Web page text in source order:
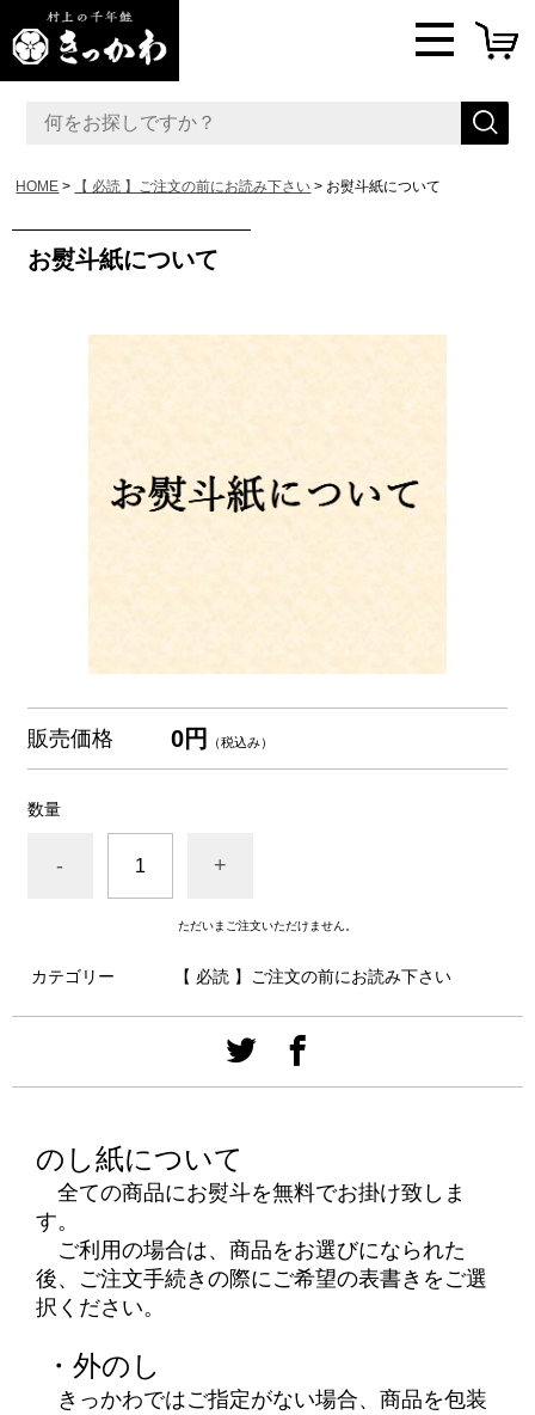
HOME 【 必読 】ご注文の前にお読み下さい お熨斗紙について
お熨斗紙について
販売価格 0円 （税込み）
数量
- +
ただいまご注文いただけません。
カテゴリー 【 必読 】ご注文の前にお読み下さい
のし紙について
全ての商品にお熨斗を無料でお掛け致しま
す。
ご利用の場合は、商品をお選びになられた
後、ご注文手続きの際にご希望の表書きをご選
択ください。
・外のし
きっかわではご指定がない場合、商品を包装